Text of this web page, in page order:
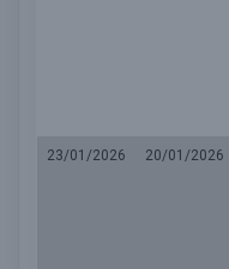
23/01/2026
20/01/2026